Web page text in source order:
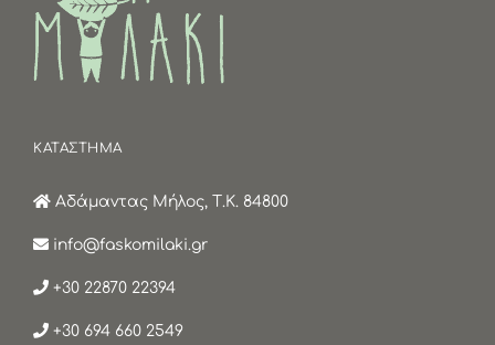
ΚΑΤΑΣΤΗΜΑ
Αδάμαντας Μήλος, Τ.Κ. 84800
info@faskomilaki.gr
+30 22870 22394
+30 694 660 2549